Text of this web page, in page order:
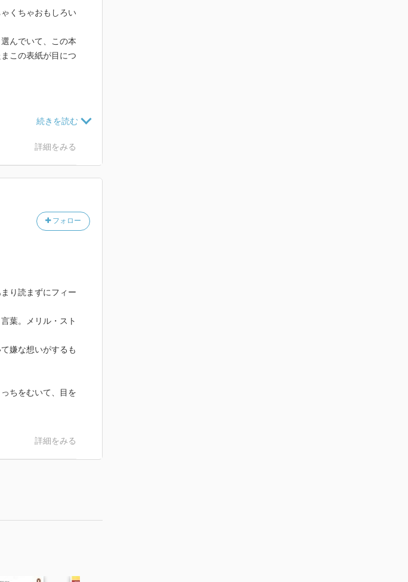
くちゃおもしろい
んでいて、この本
この表紙が目につ
で別の出版社から
時代と内容を考え
だけが共感できる
い。
感情移入して、す
えば、昭和26年で
やたらタバコをス
か）、でも、心理
ブが読むと古臭く
出た。
詳細をみる
フォロー
り読まずにフィー
葉。メリル・スト
嫌な想いがするも
ちをむいて、目を
詳細をみる